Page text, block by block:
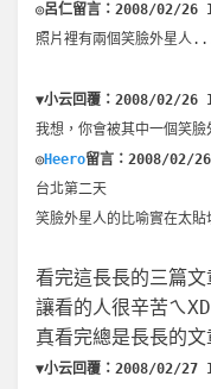
◎呂仁留言：2008/02/26
照片裡有兩個笑臉外星人
▼小云回覆：2008/02/26
我想，你會被其中一個笑臉
◎Heero留言：2008/02/
台北第二天
笑臉外星人的比喻實在太
看完這長長的三篇
讓看的人很辛苦ㄟ
真看完總是長長的
▼小云回覆：2008/02/27